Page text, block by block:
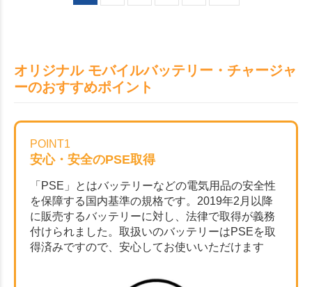
オリジナル モバイルバッテリー・チャージャ
ーのおすすめポイント
POINT1
安心・安全のPSE取得
「PSE」とはバッテリーなどの電気用品の安全性
を保障する国内基準の規格です。2019年2月以降
に販売するバッテリーに対し、法律で取得が義務
付けられました。取扱いのバッテリーはPSEを取
得済みですので、安心してお使いいただけます